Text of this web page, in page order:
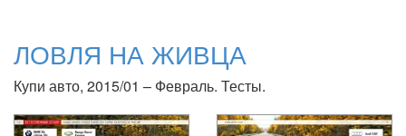
ЛОВЛЯ НА ЖИВЦА
Купи авто, 2015/01 – Февраль. Тесты.